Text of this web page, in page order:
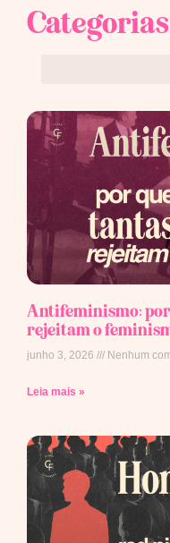
Categorias
Antifeminismo:
rejeitam o
junho 3, 2026 Nenhum
Leia mais »